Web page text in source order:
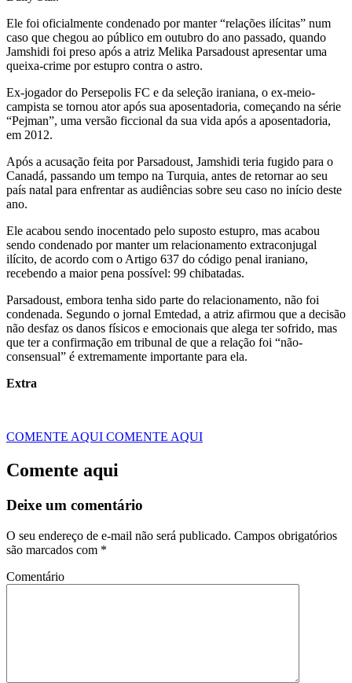
Ele foi oficialmente condenado por manter “relações ilícitas” num
caso que chegou ao público em outubro do ano passado, quando
Jamshidi foi preso após a atriz Melika Parsadoust apresentar uma
queixa-crime por estupro contra o astro.
Ex-jogador do Persepolis FC e da seleção iraniana, o ex-meio-
campista se tornou ator após sua aposentadoria, começando na série
“Pejman”, uma versão ficcional da sua vida após a aposentadoria,
em 2012.
Após a acusação feita por Parsadoust, Jamshidi teria fugido para o
Canadá, passando um tempo na Turquia, antes de retornar ao seu
país natal para enfrentar as audiências sobre seu caso no início deste
ano.
Ele acabou sendo inocentado pelo suposto estupro, mas acabou
sendo condenado por manter um relacionamento extraconjugal
ilícito, de acordo com o Artigo 637 do código penal iraniano,
recebendo a maior pena possível: 99 chibatadas.
Parsadoust, embora tenha sido parte do relacionamento, não foi
condenada. Segundo o jornal Emtedad, a atriz afirmou que a decisão
não desfaz os danos físicos e emocionais que alega ter sofrido, mas
que ter a confirmação em tribunal de que a relação foi “não-
consensual” é extremamente importante para ela.
Extra
COMENTE AQUI COMENTE AQUI
Comente aqui
Deixe um comentário
O seu endereço de e-mail não será publicado. Campos obrigatórios
são marcados com *
Comentário